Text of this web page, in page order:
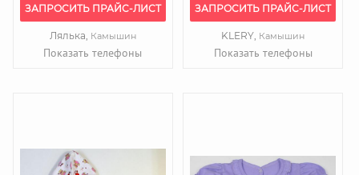
ЗАПРОСИТЬ ПРАЙС-ЛИСТ
Лялька, Камышин
Показать телефоны
ЗАПРОСИТЬ ПРАЙС-ЛИСТ
KLERY, Камышин
Показать телефоны